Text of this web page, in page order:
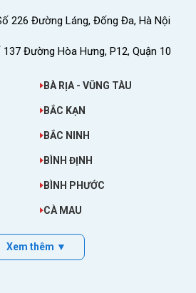
226 Đường Láng, Đống Đa, Hà Nội
137 Đường Hòa Hưng, P12, Quận 10
BÀ RỊA - VŨNG TÀU
BẮC KẠN
BẮC NINH
BÌNH ĐỊNH
BÌNH PHƯỚC
CÀ MAU
Xem thêm ▼